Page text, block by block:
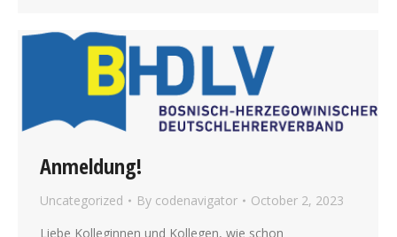
Anmeldung!
Uncategorized By codenavigator
October 2, 2023
Liebe Kolleginnen und Kollegen, wie schon